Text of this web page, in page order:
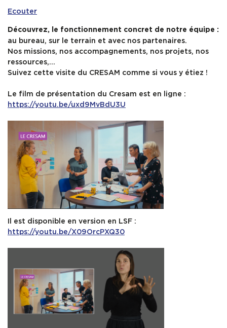
INFOS PRATIQUES
Ecouter
Découvrez, le fonctionnement concret de notre équipe :
au bureau, sur le terrain et avec nos partenaires.
Nos missions, nos accompagnements, nos projets, nos
ressources,…
Suivez cette visite du CRESAM comme si vous y étiez !
Le film de présentation du Cresam est en ligne :
https://youtu.be/uxd9MvBdU3U
Il est disponible en version en LSF :
https://youtu.be/X09OrcPXQ30